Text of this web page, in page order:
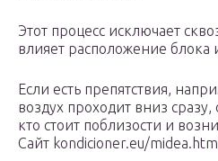
Этот процесс исключает
влияет расположение блока
Если есть препятствия,
воздух проходит вниз
кто стоит поблизости и
Сайт kondicioner.eu/